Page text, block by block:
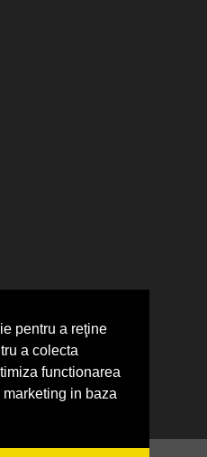
pentru a reţine
a colecta
functionarea
in baza